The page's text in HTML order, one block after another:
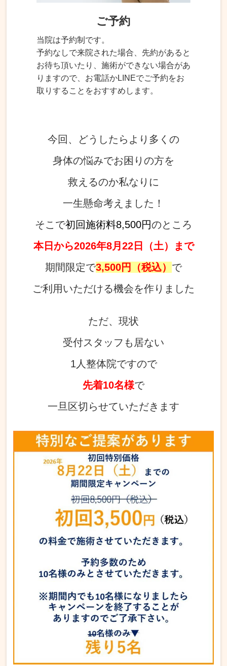
ご予約
当院は予約制です。
予約なしで来院された場合、先約があると
お待ち頂いたり、施術ができない場合があ
りますので、お電話かLINEでご予約をお
取りすることをおすすめします。
今回、どうしたらより多くの
身体の悩みでお困りの方を
救えるのか私なりに
一生懸命考えました！
そこで初回施術料8,500円のところ
本日から2026年8月22日
（土）まで
期間限定で3,500円（税込） で
ご利用いただける機会を作りました
ただ、現状
受付スタッフも居ない
1人整体院ですので
先着10名様で
一旦区切らせていただきます